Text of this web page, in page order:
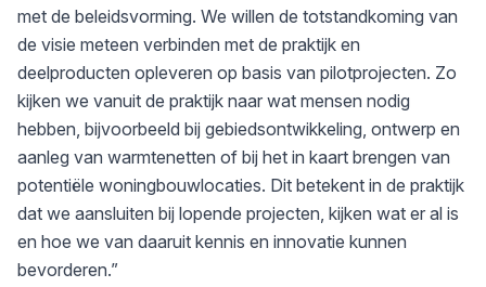
met de beleidsvorming. We willen de totstandkoming van
de visie meteen verbinden met de praktijk en
deelproducten opleveren op basis van pilotprojecten. Zo
kijken we vanuit de praktijk naar wat mensen nodig
hebben, bijvoorbeeld bij gebiedsontwikkeling, ontwerp en
aanleg van warmtenetten of bij het in kaart brengen van
potentiële woningbouwlocaties. Dit betekent in de praktijk
dat we aansluiten bij lopende projecten, kijken wat er al is
en hoe we van daaruit kennis en innovatie kunnen
bevorderen.”